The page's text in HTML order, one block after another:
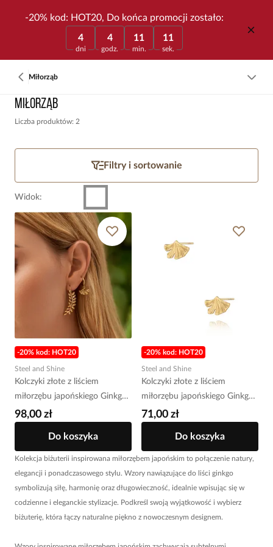
-20% kod: HOT20, Do końca promocji zostało:
4
dni
4
godz.
11
min.
11
sek.
Miłorząb
Miłorząb
Liczba produktów: 2
Filtry i sortowanie
Widok:
-20% kod: HOT20
Steel and Shine
Kolczyki złote z liściem
miłorzębu japońskiego Ginkgo
KSA0830
98,00 zł
Do koszyka
-20% kod: HOT20
Steel and Shine
Kolczyki złote z liściem
miłorzębu japońskiego Ginkgo
KSA0828
71,00 zł
Do koszyka
Kolekcja biżuterii inspirowana miłorzębem japońskim to połączenie natury,
elegancji i ponadczasowego stylu. Wzory nawiązujące do liści ginkgo
symbolizują siłę, harmonię oraz długowieczność, idealnie wpisując się w
codzienne i eleganckie stylizacje. Podkreśl swoją wyjątkowość i wybierz
biżuterię, która łączy naturalne piękno z nowoczesnym designem.